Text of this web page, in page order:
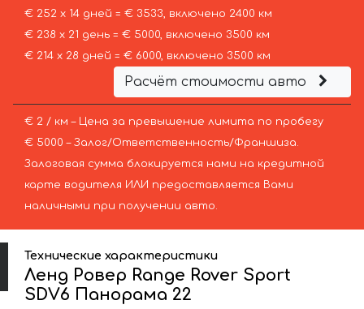
€ 252 х 14 дней = € 3533, включено 2400 км
€ 238 х 21 день = € 5000, включено 3500 км
€ 214 х 28 дней = € 6000, включено 3500 км
Расчёт стоимости авто
€ 2 / км – Цена за превышение лимита по пробегу
€ 5000 – Залог/Ответственность/Франшиза.
Залоговая сумма блокируется нами на кредитной
карте водителя ИЛИ предоставляется Вами
наличными при получении авто.
Технические характеристики
Ленд Ровер Range Rover Sport
SDV6 Панорама 22